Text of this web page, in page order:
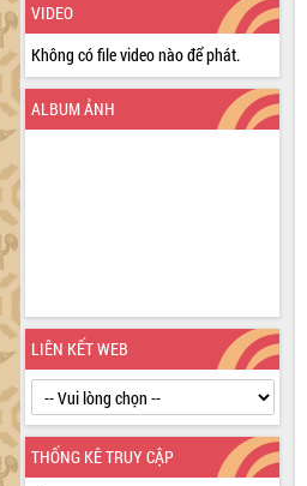
VIDEO
Không có file video nào để phát.
ALBUM ẢNH
LIÊN KẾT WEB
THỐNG KÊ TRUY CẬP